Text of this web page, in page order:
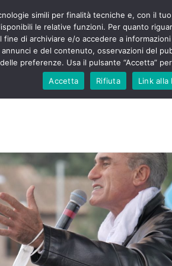
sono
senza
aggressioni
“tagli e
proclamato lo
Nursing Up contro
soccorso e
Up:
anche
POLITICA STUDENTI SALUTE
simili per finalità tecniche e, con il
le relative funzioni. Per quanto
fine di archiviare e/o accedere a
e del contenuto, osservazioni del
preferenze. Usa il pulsante “Accetta”
Accetta
Rifiuta Link alla